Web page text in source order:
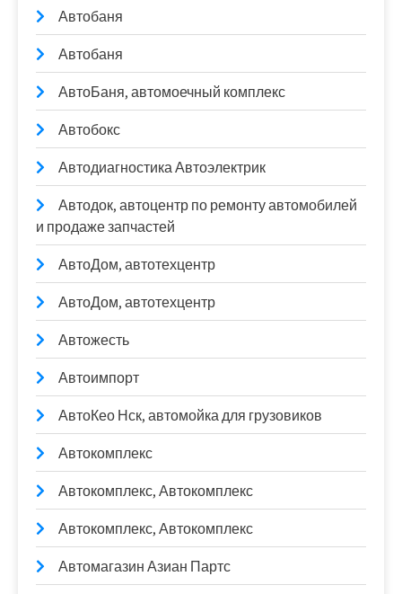
Автобаня
Автобаня
АвтоБаня, автомоечный комплекс
Автобокс
Автодиагностика Автоэлектрик
Автодок, автоцентр по ремонту автомобилей
и продаже запчастей
АвтоДом, автотехцентр
АвтоДом, автотехцентр
Автожесть
Автоимпорт
АвтоКео Нск, автомойка для грузовиков
Автокомплекс
Автокомплекс, Автокомплекс
Автокомплекс, Автокомплекс
Автомагазин Азиан Партс